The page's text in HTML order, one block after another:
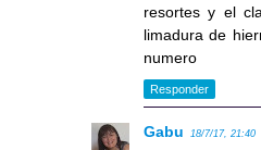
resortes y el
limadura de
numero
Responder
Gabu 18/7/17, 21:40